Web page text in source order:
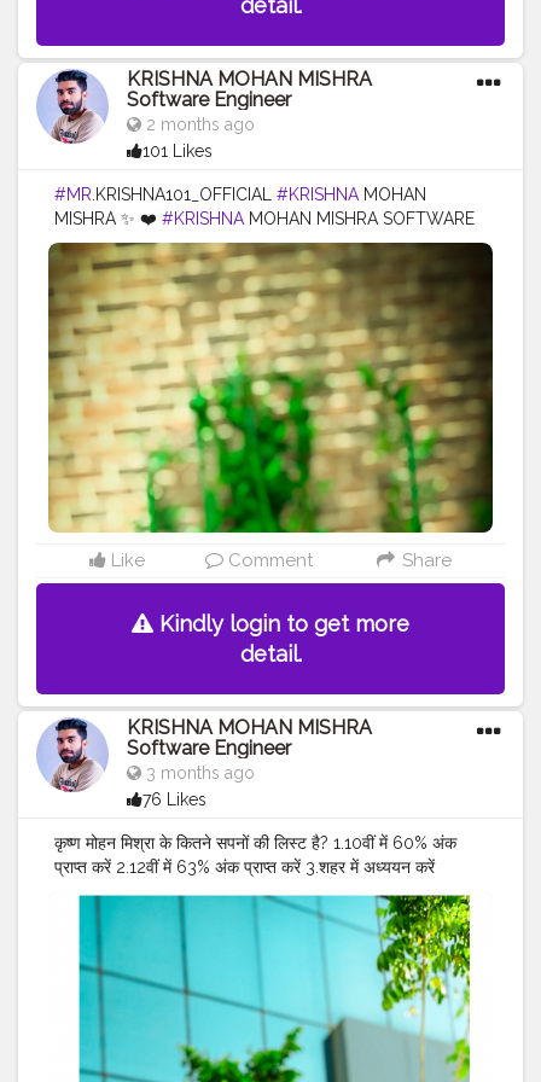
detail.
KRISHNA MOHAN MISHRA
Software Engineer
2 months ago
101 Likes
#MR.KRISHNA101_OFFICIAL #KRISHNAMOHAN
MISHRA ✨ ❤️ #KRISHNAMOHAN MISHRA SOFTWARE
ENGINEER#CELEBRITY #QUALITYASSURANCE
#SOFTWAREENGINEER#SULTANPUR
#MOHIUDDINNAGAR #BIHAR #INDIA #TATA
GOTTION
#TATA #AUTOCOMP #GOTTION #GREEN #ENERGY
#SOLUTIONS #PRIVATE #LTD #india #samastipur
Like Comment Share
Kindly login to get more
detail.
KRISHNA MOHAN MISHRA
Software Engineer
3 months ago
76 Likes
कृष्ण मोहन मिश्रा के कितने सपनों की लिस्ट है? 1.10वीं में 60% अंक
प्राप्त करें 2.12वीं में 63% अंक प्राप्त करें 3.शहर में अध्ययन करें
4.भुवनेश्वर जाएं 5. मुंबई जाएं 6.किसी प्रतिष्ठित आईटी कंपनी में नौकरी
पाएं 7.उड़ान पर चढ़े 8. पासपोर्ट प्राप्त करना और वीजा प्राप्त करना 9.एक
सफल सॉफ्टवेयर इंजीनियर बनना 10.सोशल साइट पर मशहूर चेहरा बनें
11. एक अच्छा अंग्रेजी वक्ता बनाना 12.माता-पिता के साथ लंबे टूर पर जाएं'
13.ऐसी खूबसूरत गर्लफ्रेंड बनाना जो दिल की अच्छी हो ❤️ 14.वन क्षेत्र में
एक सप्ताह का समय व्यतीत करें 15.ऑस्ट्रेलिया, यूके, अमेरिका और रूस में
घूमने जाएं 16. अखिल भारतीय कश्मीर से कन्याकुमारी तक यात्रा 17.खुद
की जमीन खरीदें 18.खुद का घर खरीदें 19.खुद की कार खरीदें (लेम्बोर्गिनी)